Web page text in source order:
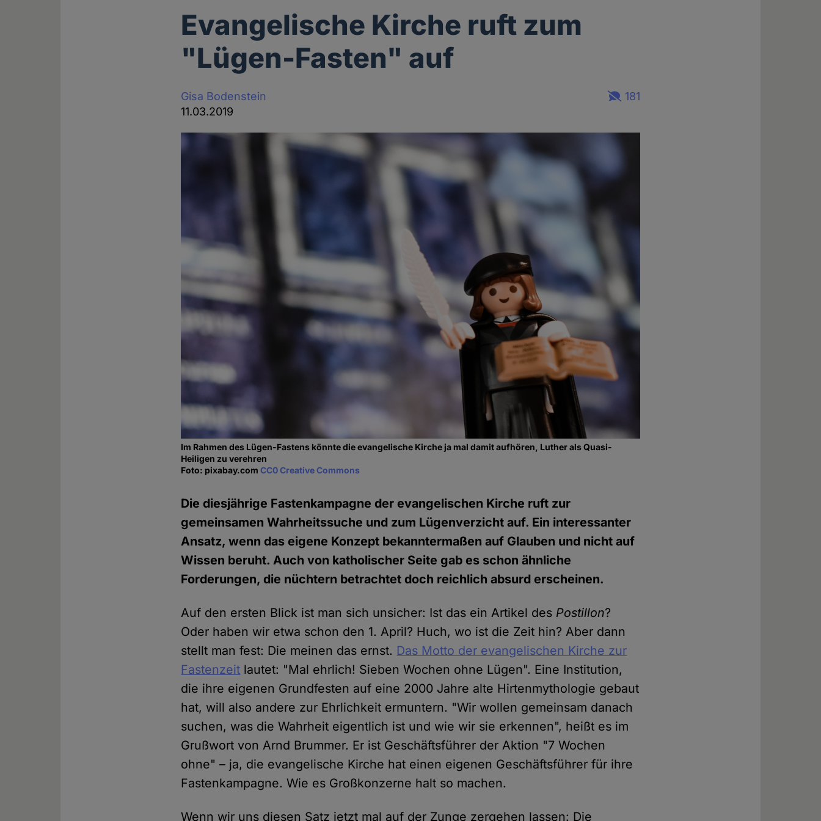
Evangelische Kirche ruft zum
"Lügen-Fasten" auf
Gisa Bodenstein
11.03.2019
181
Im Rahmen des Lügen-Fastens könnte die evangelische Kirche ja mal damit aufhören, Luther als Quasi-
Heiligen zu verehren
Foto: pixabay.comCC0 Creative Commons
Die diesjährige Fastenkampagne der evangelischen Kirche ruft zur
gemeinsamen Wahrheitssuche und zum Lügenverzicht auf. Ein interessanter
Ansatz, wenn das eigene Konzept bekanntermaßen auf Glauben und nicht auf
Wissen beruht. Auch von katholischer Seite gab es schon ähnliche
Forderungen, die nüchtern betrachtet doch reichlich absurd erscheinen.
Auf den ersten Blick ist man sich unsicher: Ist das ein Artikel des Postillon?
Oder haben wir etwa schon den 1. April? Huch, wo ist die Zeit hin? Aber dann
stellt man fest: Die meinen das ernst. Das Motto der evangelischen Kirche zur
Fastenzeit lautet: "Mal ehrlich! Sieben Wochen ohne Lügen". Eine Institution,
die ihre eigenen Grundfesten auf eine 2000 Jahre alte Hirtenmythologie gebaut
hat, will also andere zur Ehrlichkeit ermuntern. "Wir wollen gemeinsam danach
suchen, was die Wahrheit eigentlich ist und wie wir sie erkennen", heißt es im
Grußwort von Arnd Brummer. Er ist Geschäftsführer der Aktion "7 Wochen
ohne" – ja, die evangelische Kirche hat einen eigenen Geschäftsführer für ihre
Fastenkampagne. Wie es Großkonzerne halt so machen.
Wenn wir uns diesen Satz jetzt mal auf der Zunge zergehen lassen: Die